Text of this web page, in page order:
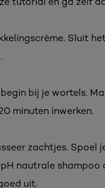
Sluit
bij je wortels.
minuten inwerken.
zachtjes. Spoel
nautrale shampoo
uit.